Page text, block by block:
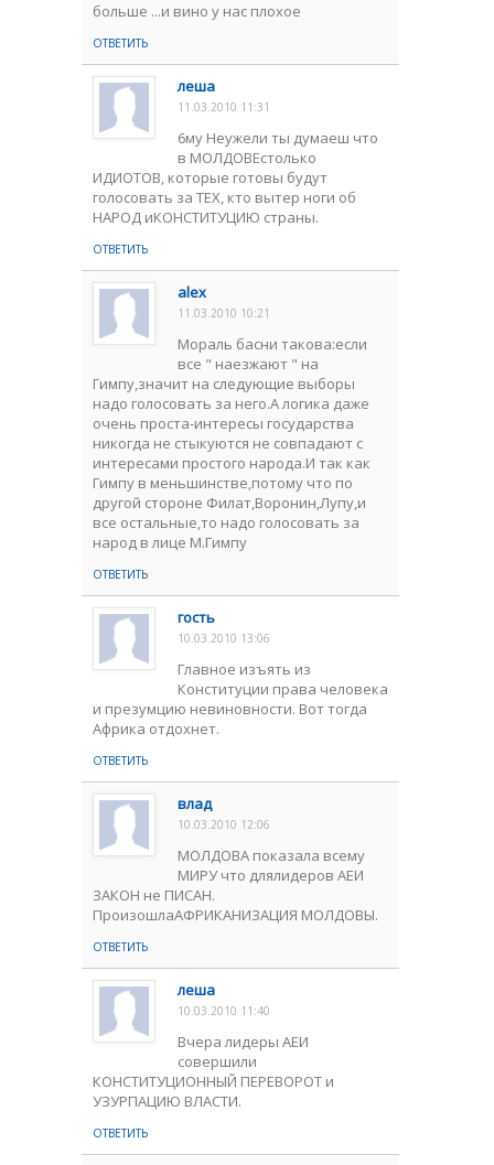
больше ...и вино у нас плохое
ОТВЕТИТЬ
леша
11.03.2010 11:31
6му Неужели ты думаеш что
в МОЛДОВЕстолько
ИДИОТОВ, которые готовы будут
голосовать за ТЕХ, кто вытер ноги об
НАРОД иКОНСТИТУЦИЮ страны.
ОТВЕТИТЬ
alex
11.03.2010 10:21
Мораль басни такова:если
все " наезжают " на
Гимпу,значит на следующие выборы
надо голосовать за него.А логика даже
очень проста-интересы государства
никогда не стыкуются не совпадают с
интересами простого народа.И так как
Гимпу в меньшинстве,потому что по
другой стороне Филат,Воронин,Лупу,и
все остальные,то надо голосовать за
народ в лице М.Гимпу
ОТВЕТИТЬ
гость
10.03.2010 13:06
Главное изъять из
Конституции права человека
и презумцию невиновности. Вот тогда
Африка отдохнет.
ОТВЕТИТЬ
влад
10.03.2010 12:06
МОЛДОВА показала всему
МИРУ что длялидеров АЕИ
ЗАКОН не ПИСАН.
ПроизошлаАФРИКАНИЗАЦИЯ МОЛДОВЫ.
ОТВЕТИТЬ
леша
10.03.2010 11:40
Вчера лидеры АЕИ
совершили
КОНСТИТУЦИОННЫЙ ПЕРЕВОРОТ и
УЗУРПАЦИЮ ВЛАСТИ.
ОТВЕТИТЬ